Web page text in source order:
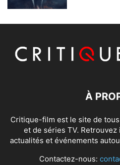
À
Critique-film est le site de
et de séries TV.
actualités et événements
Contactez-nous: